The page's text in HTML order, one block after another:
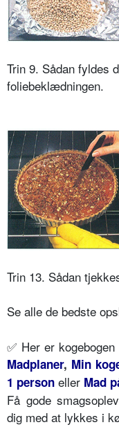
Trin 9. Sådan fyldes
foliebeklædningen.
Trin 13. Sådan
Se alle de bedste
✅ Her er
Madplaner, Min
1 person eller Mad
Få gode
dig med at lykkes i